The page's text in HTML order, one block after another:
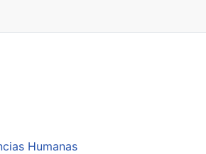
Humanas